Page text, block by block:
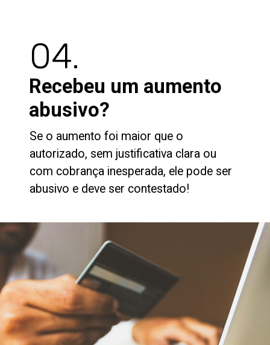
Recebeu um aumento
abusivo?
04.
Se o aumento foi maior que o
autorizado, sem justificativa clara ou
com cobrança inesperada, ele pode ser
abusivo e deve ser contestado!